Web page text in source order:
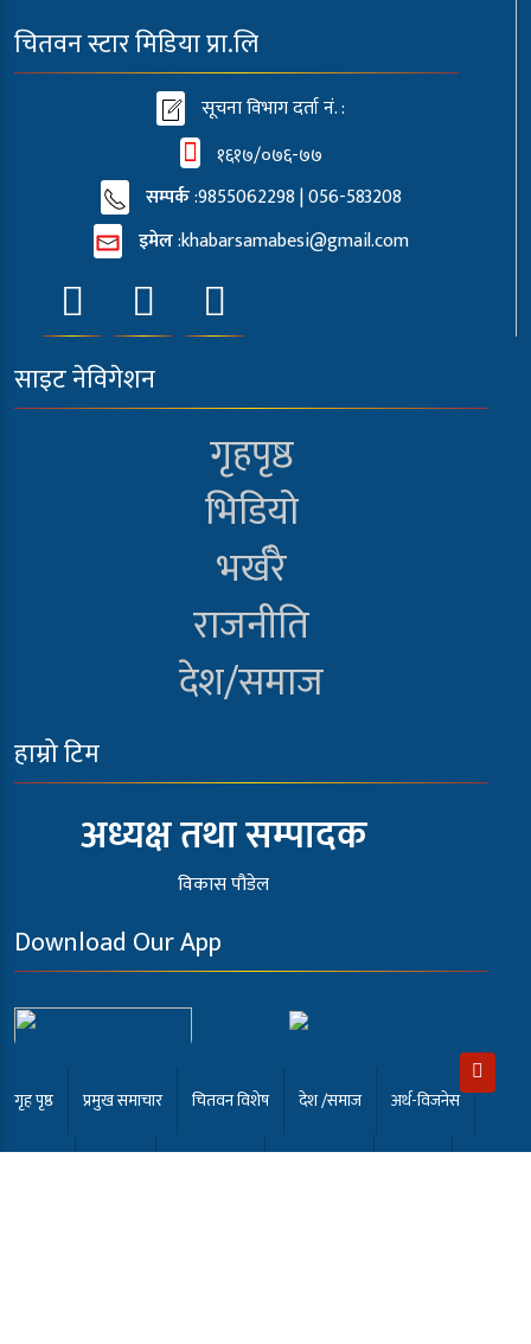
चितवन स्टार मिडिया प्रा.लि
सूचना विभाग दर्ता नं. :
१६१७/०७६-७७
सम्पर्क:9855062298 | 056-583208
इमेल:khabarsamabesi@gmail.com
साइट नेविगेशन
गृहपृष्ठ
भिडियो
भर्खरै
राजनीति
देश/समाज
हाम्रो टिम
अध्यक्ष तथा सम्पादक
विकास पौडेल
Download Our App
गृह पृष्ठ प्रमुख समाचार चितवन विशेष देश /समाज अर्थ-विजनेस